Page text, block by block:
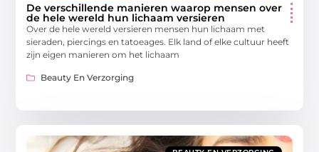
De verschillende manieren waarop mensen over
de hele wereld hun lichaam versieren
Over de hele wereld versieren mensen hun lichaam met
sieraden, piercings en tatoeages. Elk land of elke cultuur heeft
zijn eigen manieren om het lichaam
Beauty En Verzorging